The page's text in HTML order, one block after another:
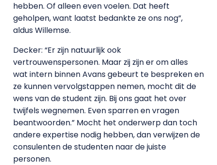
hebben. Of alleen even voelen. Dat heeft
geholpen, want laatst bedankte ze ons nog”,
aldus Willemse.
Decker: “Er zijn natuurlijk ook
vertrouwenspersonen. Maar zij zijn er om alles
wat intern binnen Avans gebeurt te bespreken en
ze kunnen vervolgstappen nemen, mocht dit de
wens van de student zijn. Bij ons gaat het over
twijfels wegnemen. Even sparren en vragen
beantwoorden.” Mocht het onderwerp dan toch
andere expertise nodig hebben, dan verwijzen de
consulenten de studenten naar de juiste
personen.